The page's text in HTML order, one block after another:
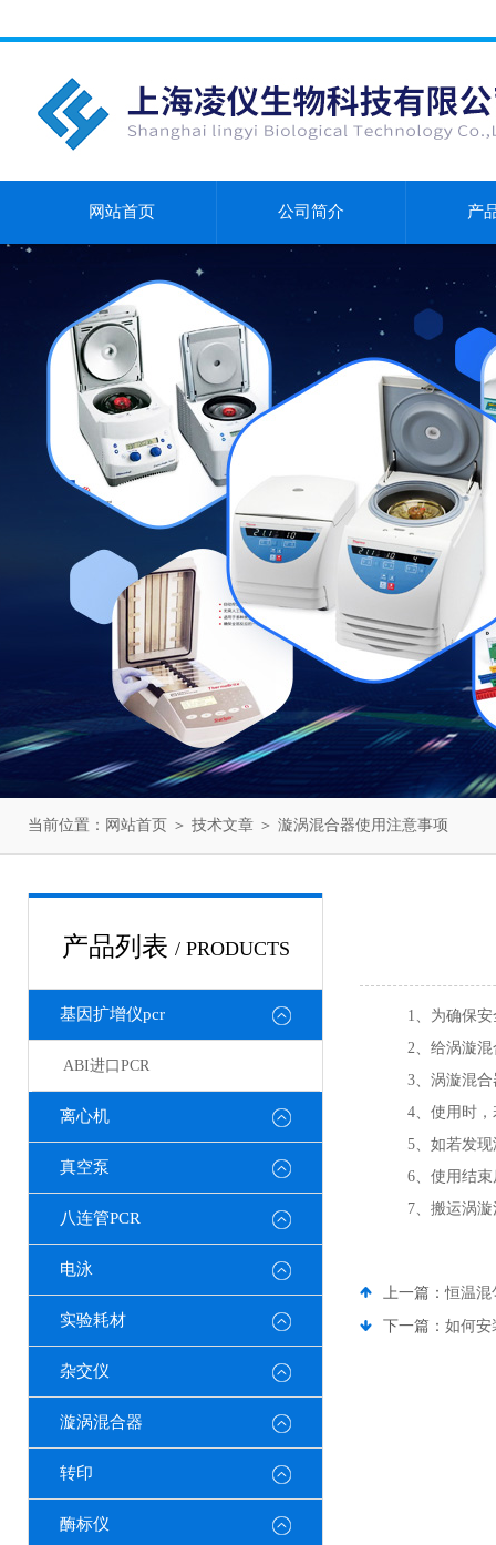
网站首页 公司简介 产
当前位置： 网站首页 ＞ 技术文章 ＞ 漩涡混合器使用注意事项
产品列表 / PRODUCTS
基因扩增仪pcr
ABI进口PCR
离心机
真空泵
八连管PCR
电泳
实验耗材
杂交仪
漩涡混合器
转印
酶标仪
1、为确保
2、给涡漩
3、涡漩混
4、使用时
5、如若发
6、使用结
7、搬运涡
上一篇：恒温混
下一篇： 如何安